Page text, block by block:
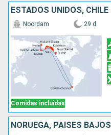
ESTADOS UNIDOS, CHILE
Comidas incluidas
Noordam 29 d
NORUEGA, PAISES BAJOS